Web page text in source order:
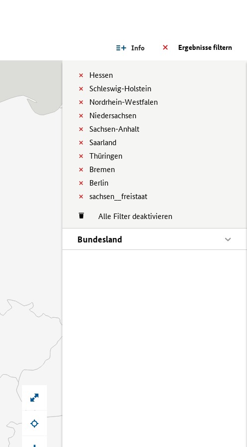
Ergebnisse filtern
Info
Hessen
Schleswig-Holstein
Nordrhein-Westfalen
Niedersachsen
Sachsen-Anhalt
Saarland
Thüringen
Bremen
Berlin
sachsen__freistaat
Alle Filter deaktivieren
Bundesland